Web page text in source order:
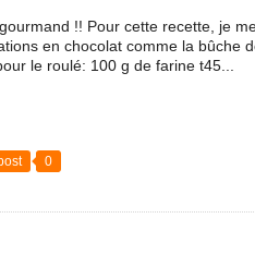
!! Pour cette recette, je
en chocolat comme la bûche
le roulé: 100 g de farine t45...
0